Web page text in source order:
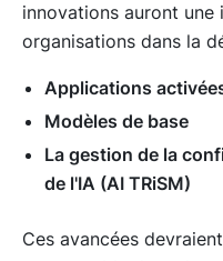
innovations auront
organisations dans la
Applications
Modèles de base
La gestion de la
de l'IA (AI TRiSM)
Ces avancées